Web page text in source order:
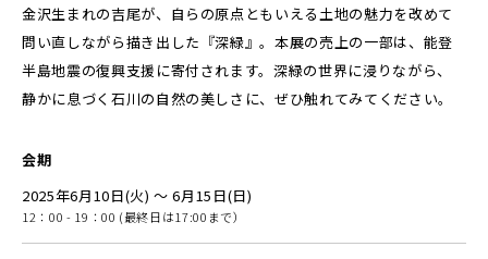
金沢生まれの吉尾が、自らの原点ともいえる土地の魅力を改めて
問い直しながら描き出した『深緑』。本展の売上の一部は、能登
半島地震の復興支援に寄付されます。深緑の世界に浸りながら、
静かに息づく石川の自然の美しさに、ぜひ触れてみてください。
会期
2025年6月10日(火) ～ 6月15日(日)
12：00 - 19：00 (最終日は17:00まで）